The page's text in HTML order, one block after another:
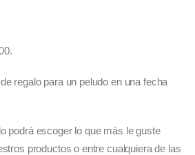
regalo para un peludo en una fecha
podrá escoger lo que más le guste
productos o entre cualquiera de las